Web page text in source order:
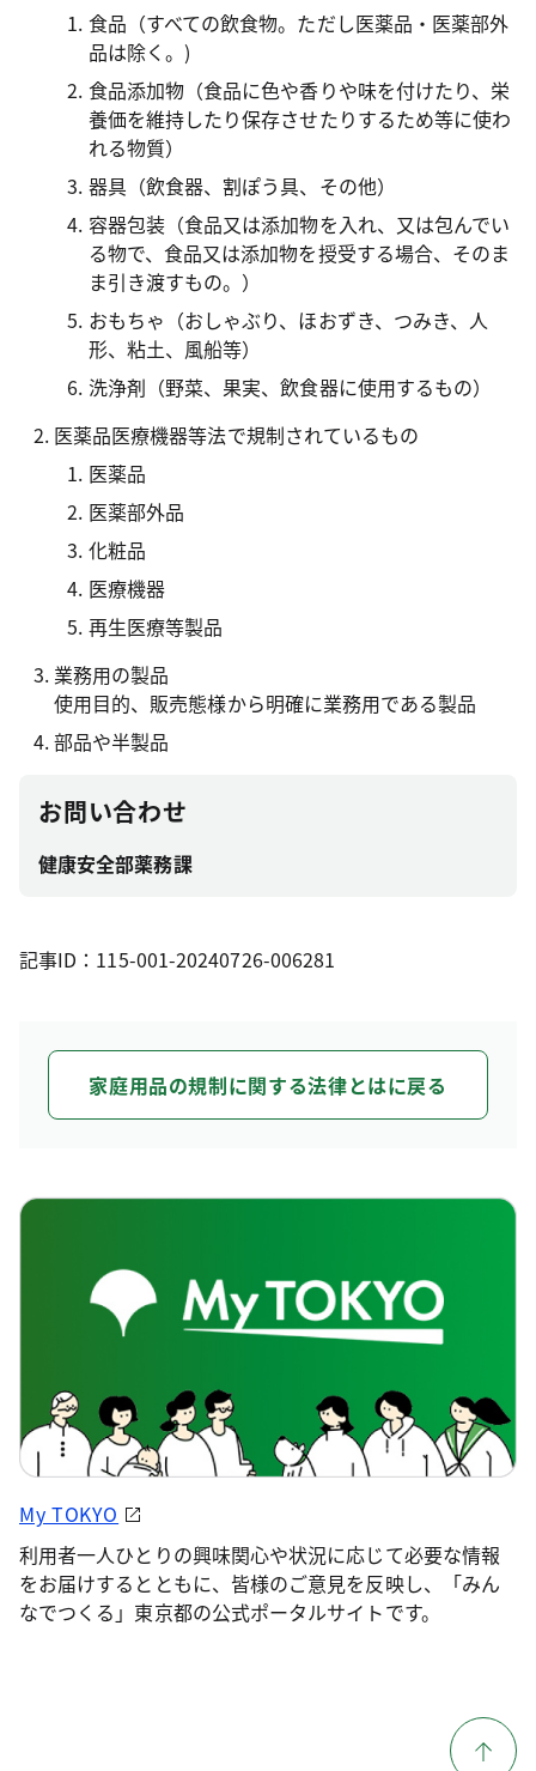
食品（すべての飲食物。ただし医薬品・医薬部外
品は除く。)
食品添加物（食品に色や香りや味を付けたり、栄
養価を維持したり保存させたりするため等に使わ
れる物質）
器具（飲食器、割ぽう具、その他）
容器包装（食品又は添加物を入れ、又は包んでい
る物で、食品又は添加物を授受する場合、そのま
ま引き渡すもの。）
おもちゃ（おしゃぶり、ほおずき、つみき、人
形、粘土、風船等）
洗浄剤（野菜、果実、飲食器に使用するもの）
医薬品医療機器等法で規制されているもの
医薬品
医薬部外品
化粧品
医療機器
再生医療等製品
業務用の製品
使用目的、販売態様から明確に業務用である製品
部品や半製品
お問い合わせ
健康安全部薬務課
記事ID：115-001-20240726-006281
家庭用品の規制に関する法律とはに戻る
My TOKYO
利用者一人ひとりの興味関心や状況に応じて必要な情報
をお届けするとともに、皆様のご意見を反映し、「みん
なでつくる」東京都の公式ポータルサイトです。